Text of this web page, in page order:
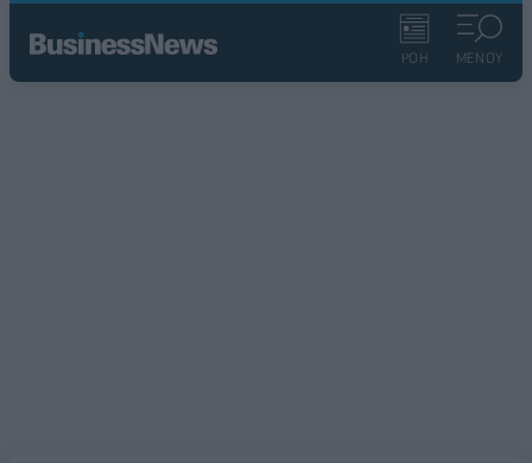
ΡΟΗ ΜΕΝΟΥ